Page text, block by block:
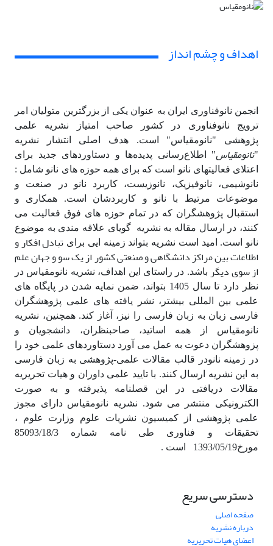
اهداف و چشم انداز
انجمن نانوفناوری ایران به عنوان یکی از بزرگترین متولیان امر
ترویج نانوفناوری در کشور صاحب امتیاز نشریه علمی
پژوهشی "نانومقیاس" است. هدف اصلی انتشار نشریه
"نانومقیاس" اطلاع‌رسانی پدیده‌ها و دستاوردهای جدید برای
اعتلای فعالیتهای نانو است که برای همه حوزه های نانو شامل :
نانوشیمی، نانوفیزیک، نانوزیست، کاربرد نانو در صنعت و
موضوعات مرتیط با نانو و کاربردشان است. همکاری و
استقبال پژوهشگران که در تمام حوزه های فوق فعالیت می
کنند، در ارسال مقاله به نشریه گویای علاقه مندی به موضوع
نانو است. امید است نشریه بتواند زمینه ایی برای تبادل افکار و
اطلاعات بین مراکز دانشگاهی و صنعتی کشور از یک­ سو و جهان علم
از سوی دیگر باشد. در راستای این اهداف، نشریه نانومقیاس در
نظر دارد تا سال 1405 بتواند، ضمن نمایه­ شدن در پایگاه­ های
علمی بین­ المللی بیشتر، نشر یافته ­های علمی پژوهشگران
فارسی زبان به زبان فارسی را نیز، آغاز کند. همچنین، نشریه
نانومقیاس از همه اساتید، صاحبنظران، دانشجویان و
پزوهشگران دعوت به عمل می آورد دستاوردهای علمی خود را
در زمینه نانودر قالب مقالات علمی-پژوهشی به زبان فارسی
به این نشریه ارسال کنند. با تایید علمی داوران و هیات تحریریه
مقالات دریافتی در این قصلنامه پذیرفته و به صورت
الکترونیکی منتشر می شود. نشریه نانومقیاس دارای مجوز
علمی پژوهشی از کمیسیون نشریات علوم وزارت علوم ،
تحقیقات و فناوری طی نامه شماره 85093/18/3
مورخ1393/05/19 است .
دسترسی سریع
صفحه اصلی
درباره نشریه
اعضای هیات تحریریه